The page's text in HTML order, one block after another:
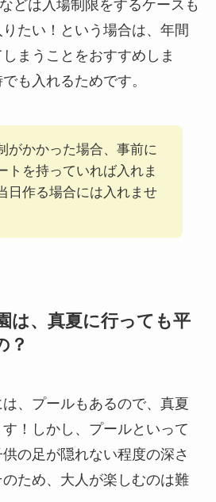
どは入場制限をするケースも
たい！という場合は、年間
まうことをおすすめしま
も入れるためです。
がかかった場合、事前に
トを持っていれば入れま
日作る場合には入れませ
は、真夏に行っても平
？
、プールもあるので、真夏
！しかし、プールといって
の足が隠れない程度の深さ
ため、大人が楽しむのは難